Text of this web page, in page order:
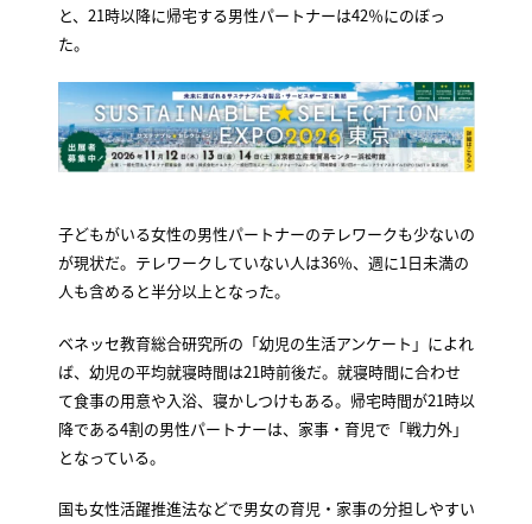
と、21時以降に帰宅する男性パートナーは42％にのぼっ
た。
子どもがいる女性の男性パートナーのテレワークも少ないの
が現状だ。テレワークしていない人は36％、週に1日未満の
人も含めると半分以上となった。
ベネッセ教育総合研究所の「幼児の生活アンケート」によれ
ば、幼児の平均就寝時間は21時前後だ。就寝時間に合わせ
て食事の用意や入浴、寝かしつけもある。帰宅時間が21時以
降である4割の男性パートナーは、家事・育児で「戦力外」
となっている。
国も女性活躍推進法などで男女の育児・家事の分担しやすい